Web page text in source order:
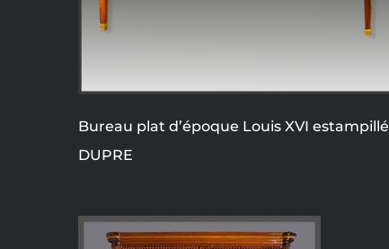
Bureau plat d’époque Louis XVI estampillé
DUPRE